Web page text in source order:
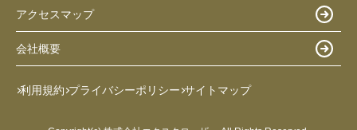
アクセスマップ
会社概要
利用規約 プライバシーポリシー サイトマップ